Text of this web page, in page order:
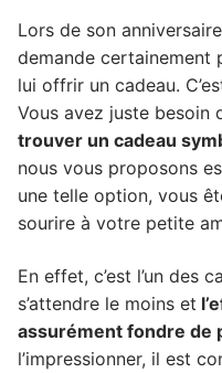
Lors de son
demande certainement
lui offrir un cadeau.
Vous avez juste besoin
trouver un cadeau
nous vous proposons
une telle option, vous
sourire à votre petite
En effet, c’est l’un des
s’attendre le moins et
assurément fondre de
l’impressionner, il est